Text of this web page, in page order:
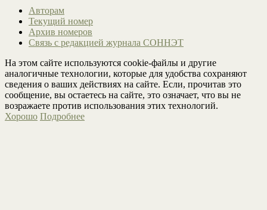
Авторам
Текущий номер
Архив номеров
Связь с редакцией журнала СОННЭТ
На этом сайте используются cookie-файлы и другие
аналогичные технологии, которые для удобства сохраняют
сведения о ваших действиях на сайте. Если, прочитав это
сообщение, вы остаетесь на сайте, это означает, что вы не
возражаете против использования этих технологий.
Хорошо Подробнее